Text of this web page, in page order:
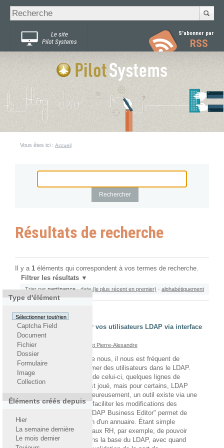
Chercher par
Recherche
avancée…
Le site
Pilot Systems
S'abonner par
RSS
Vous êtes ici : Accueil
Résultats de recherche
Il y a 1 éléments qui correspondent à vos termes de recherche.
Filtrer les résultats
Type d'élément
Sélectionner tout/rien
Captcha Field
Document
Fichier
Dossier
Formulaire
Image
Collection
Éléments créés depuis
Hier
La semaine dernière
Le mois dernier
Trier par pertinence · date (le plus récent en premier) · alphabétiquement
LBE ou comment gérer vos utilisateurs LDAP via interface
web
écrit le 13/09/2013 Croizet Pierre-Alexandre
Comme beaucoup d'entre nous, il nous est fréquent de
rajouter, modifier, supprimer des utilisateurs dans le LDAP.
Pour les inconditionnels de celui-ci, quelques lignes de
commandes et le tour est joué, mais pour certains, LDAP
résonne avec galères. Heureusement, un outil existe via une
interface web afin de de faciliter les modifications des
utilisateurs. LBE pour "LDAP Business Editor" permet de
vulgariser l'administration d'un annuaire. Étant simple
d'utilisation, il permettra aux RH, par exemple, de pouvoir
rajouter des comptes dans la base du LDAP, avec quand